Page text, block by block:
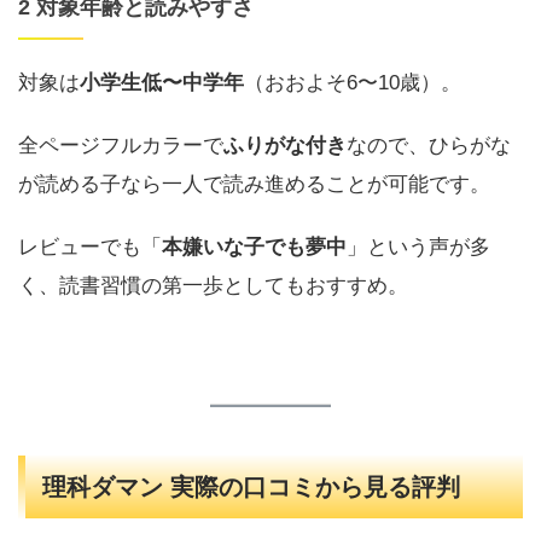
2 対象年齢と読みやすさ
対象は小学生低〜中学年 （おおよそ6〜10歳）。
全ページフルカラーでふりがな付き なので、ひらがな
が読める子なら一人で読み進めることが可能です。
レビューでも「 本嫌いな子でも夢中 」という声が多
く、読書習慣の第一歩としてもおすすめ。
理科ダマン 実際の口コミから見る評判